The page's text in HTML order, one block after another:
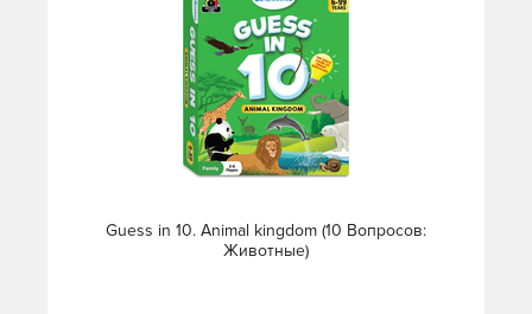
Guess in 10. Animal kingdom (10 Вопросов:
Животные)